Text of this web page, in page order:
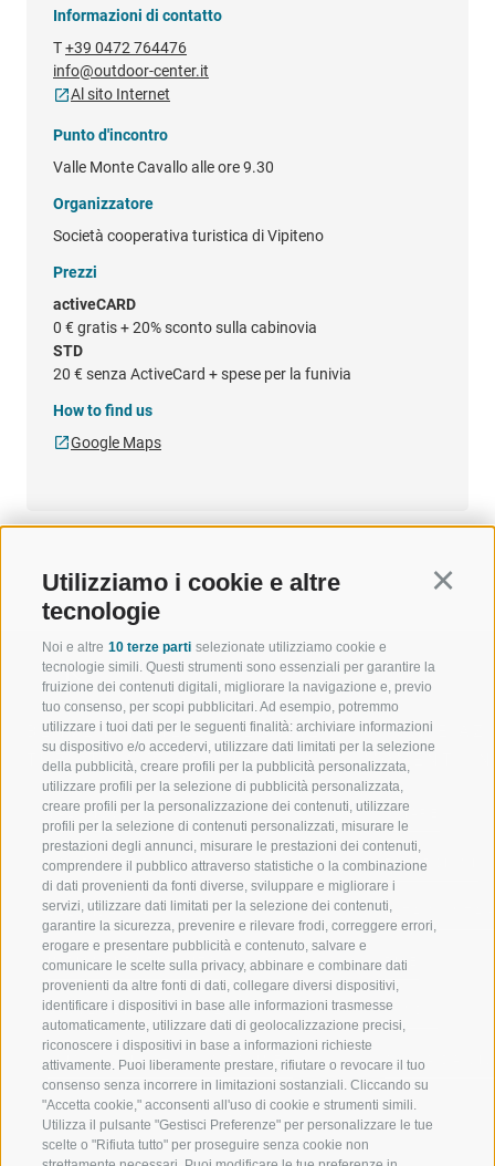
Utilizziamo i cookie e altre
tecnologie
Noi e altre 10 terze parti selezionate utilizziamo cookie e
tecnologie simili. Questi strumenti sono essenziali per garantire la
fruizione dei contenuti digitali, migliorare la navigazione e, previo
tuo consenso, per scopi pubblicitari. Ad esempio, potremmo
utilizzare i tuoi dati per le seguenti finalità: archiviare informazioni
su dispositivo e/o accedervi, utilizzare dati limitati per la selezione
della pubblicità, creare profili per la pubblicità personalizzata,
utilizzare profili per la selezione di pubblicità personalizzata,
creare profili per la personalizzazione dei contenuti, utilizzare
profili per la selezione di contenuti personalizzati, misurare le
prestazioni degli annunci, misurare le prestazioni dei contenuti,
comprendere il pubblico attraverso statistiche o la combinazione
di dati provenienti da fonti diverse, sviluppare e migliorare i
servizi, utilizzare dati limitati per la selezione dei contenuti,
garantire la sicurezza, prevenire e rilevare frodi, correggere errori,
erogare e presentare pubblicità e contenuto, salvare e
comunicare le scelte sulla privacy, abbinare e combinare dati
provenienti da altre fonti di dati, collegare diversi dispositivi,
identificare i dispositivi in base alle informazioni trasmesse
automaticamente, utilizzare dati di geolocalizzazione precisi,
riconoscere i dispositivi in base a informazioni richieste
attivamente. Puoi liberamente prestare, rifiutare o revocare il tuo
consenso senza incorrere in limitazioni sostanziali. Cliccando su
"Accetta cookie," acconsenti all'uso di cookie e strumenti simili.
Utilizza il pulsante "Gestisci Preferenze" per personalizzare le tue
scelte o "Rifiuta tutto" per proseguire senza cookie non
Informazioni di contatto
T+39 0472 764476
info@outdoor-center.it
Al sito Internet
Punto d'incontro
Valle Monte Cavallo alle ore 9.30
Organizzatore
Società cooperativa turistica di Vipiteno
Prezzi
activeCARD
0 € gratis + 20% sconto sulla cabinovia
STD
20 € senza ActiveCard + spese per la funivia
How to find us
Google Maps
BENVENUTI NELLA REGIONE
TURISTICA DI RACINES
VAL GIOVO
VAL RACINES
VAL RIDANNA
IMPIANTI DI RISALITA
SCUOLA DI SCI RACINES
LUISL'S SKI SCHOOL A RACINES
SPORT E
MOMENTI
SCIARE
ESCURSIONI
ALTA
BIKE
FONDO
ACQUA DA